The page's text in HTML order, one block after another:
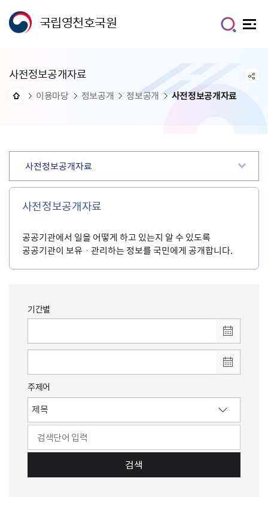
국립영천호국원
사전정보공개자료
이용마당 정보공개 정보공개 사전정보공개자료
사전정보공개자료
사전정보공개자료
공공기관에서 일을 어떻게 하고 있는지 알 수 있도록
공공기관이 보유ㆍ관리하는 정보를 국민에게 공개합니다.
기간별
주제어
검색